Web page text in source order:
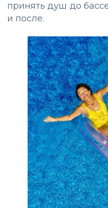
принять душ до
и после.